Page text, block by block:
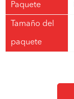
Paquete
Tamaño del
paquete